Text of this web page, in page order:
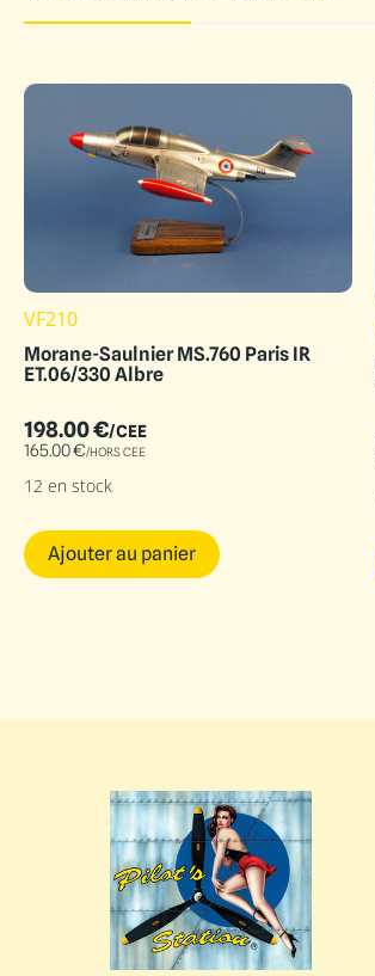
VF210
Morane-Saulnier MS.760 Paris IR
ET.06/330 Albre
198.00€/CEE
165.00€/HORS CEE
12 en stock
Ajouter au panier